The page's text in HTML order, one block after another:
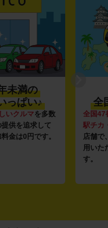
未満の
っぱい♪
いクルマを多数
供を追求して
金は0円です。
全
全国47
駅チカ
店舗で
用いた
す。